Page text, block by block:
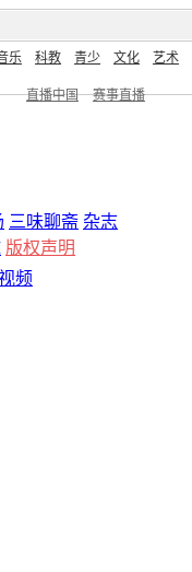
乐 科教 青少 文化 艺术
直播中国
赛事直播
三味聊斋 杂志
版权声明
频